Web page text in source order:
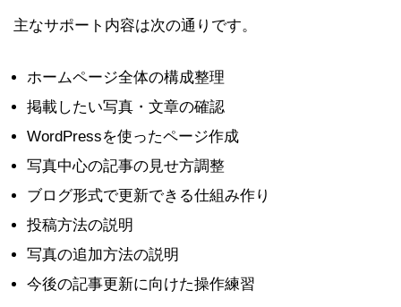
主なサポート内容は次の通りです。
ホームページ全体の構成整理
掲載したい写真・文章の確認
WordPressを使ったページ作成
写真中心の記事の見せ方調整
ブログ形式で更新できる仕組み作り
投稿方法の説明
写真の追加方法の説明
今後の記事更新に向けた操作練習